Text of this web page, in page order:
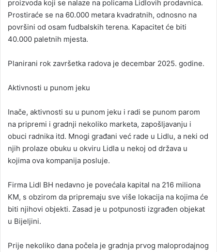
proizvoda koji se nalaze na policama Lidlovih prodavnica.
Prostiraće se na 60.000 metara kvadratnih, odnosno na
površini od osam fudbalskih terena. Kapacitet će biti
40.000 paletnih mjesta.
Planirani rok završetka radova je decembar 2025. godine.
Aktivnosti u punom jeku
Inače, aktivnosti su u punom jeku i radi se punom parom
na pripremi i gradnji nekoliko marketa, zapošljavanju i
obuci radnika itd. Mnogi građani već rade u Lidlu, a neki od
njih prolaze obuku u okviru Lidla u nekoj od država u
kojima ova kompanija posluje.
Firma Lidl BH nedavno je povećala kapital na 216 miliona
KM, s obzirom da pripremaju sve više lokacija na kojima će
biti njihovi objekti. Zasad je u potpunosti izgrađen objekat
u Bijeljini.
Prije nekoliko dana počela je gradnja prvog maloprodajnog